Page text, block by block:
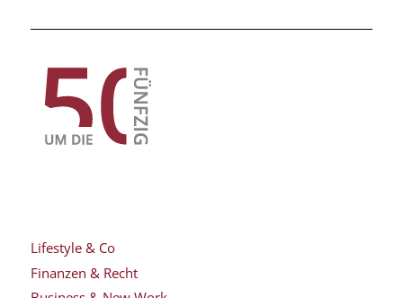
Lifestyle & Co
Finanzen & Recht